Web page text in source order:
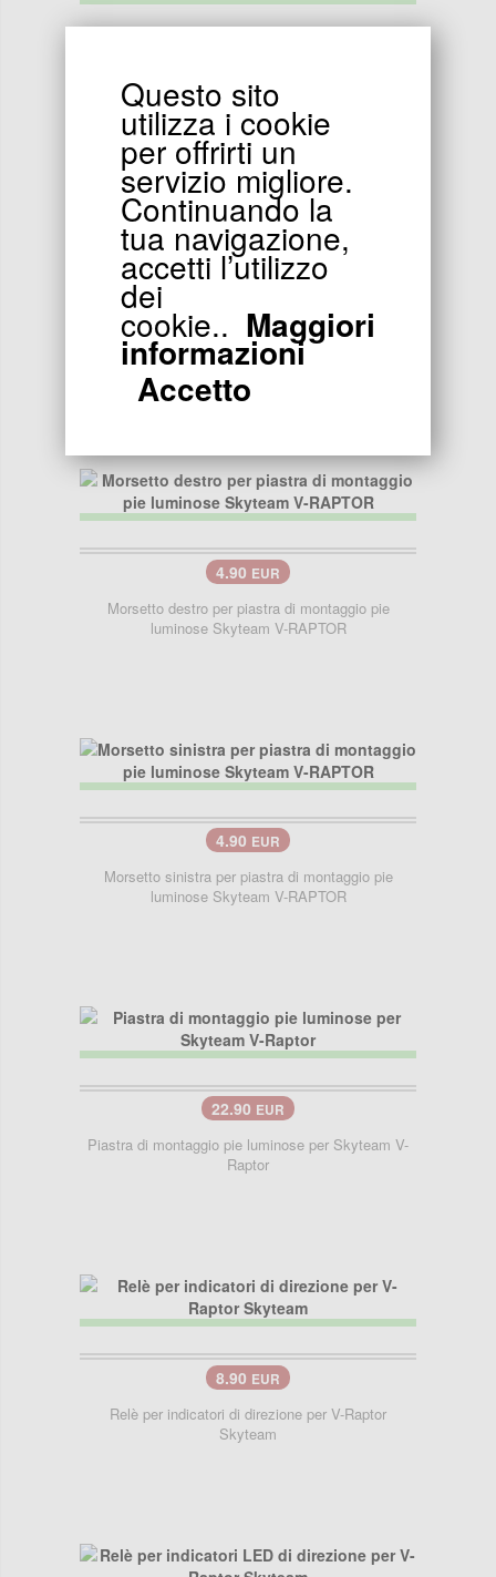
Manopola acceleratore per Skyteam V-Raptor
Manopola sinistro per Skyteam V-Raptor
4.90 EUR
Morsetto destro per piastra di montaggio pie
luminose Skyteam V-RAPTOR
4.90 EUR
Morsetto sinistra per piastra di montaggio pie
luminose Skyteam V-RAPTOR
22.90 EUR
Piastra di montaggio pie luminose per Skyteam V-
Raptor
8.90 EUR
Relè per indicatori di direzione per V-Raptor
Skyteam
Questo sito
utilizza i cookie
per offrirti un
servizio migliore.
Continuando la
tua navigazione,
accetti l’utilizzo
dei
cookie.. Maggiori
informazioni
Accetto